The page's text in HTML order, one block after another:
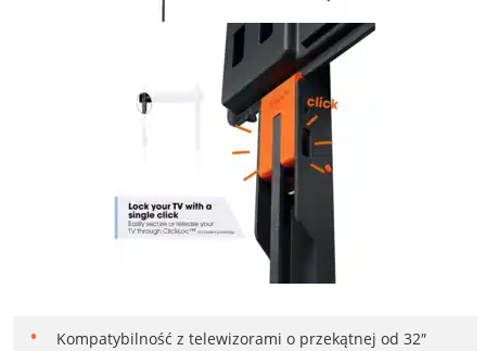
Kompatybilność z telewizorami o przekątnej od 32″